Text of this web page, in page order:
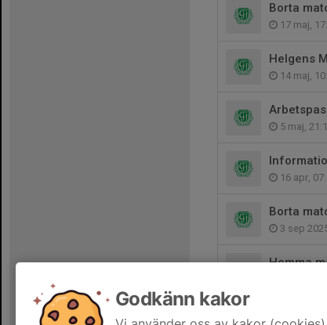
Borta
17 maj,
Helgens
14 maj,
5 maj,
16 apr,
Borta
3 sep
Hemma
Godkänn kakor